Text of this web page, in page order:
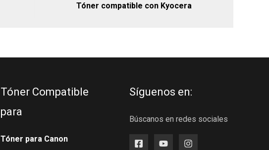
Tóner compatible con Kyocera
Tóner Compatible
para
Tóner para Canon
Síguenos en:
Búscanos en redes sociales